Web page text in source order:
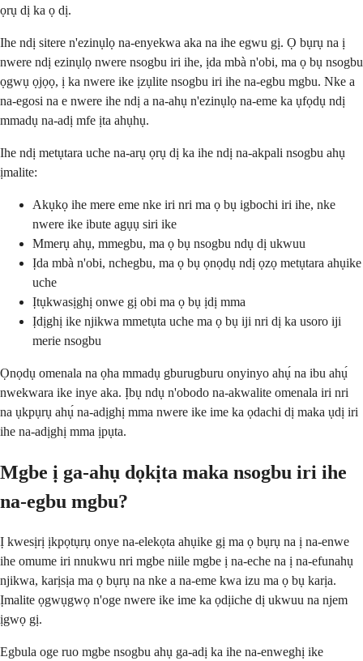
ọrụ dị ka ọ dị.
Ihe ndị sitere n'ezinụlọ na-enyekwa aka na ihe egwu gị. Ọ bụrụ na ị
nwere ndị ezinụlọ nwere nsogbu iri ihe, ịda mbà n'obi, ma ọ bụ nsogbu
ọgwụ ọjọọ, ị ka nwere ike ịzụlite nsogbu iri ihe na-egbu mgbu. Nke a
na-egosi na e nwere ihe ndị a na-ahụ n'ezinụlọ na-eme ka ụfọdụ ndị
mmadụ na-adị mfe ịta ahụhụ.
Ihe ndị metụtara uche na-arụ ọrụ dị ka ihe ndị na-akpali nsogbu ahụ
ịmalite:
Akụkọ ihe mere eme nke iri nri ma ọ bụ igbochi iri ihe, nke
nwere ike ibute agụụ siri ike
Mmerụ ahụ, mmegbu, ma ọ bụ nsogbu ndụ dị ukwuu
Ịda mbà n'obi, nchegbu, ma ọ bụ ọnọdụ ndị ọzọ metụtara ahụike
uche
Ịtụkwasịghị onwe gị obi ma ọ bụ ịdị mma
Ịdịghị ike njikwa mmetụta uche ma ọ bụ iji nri dị ka usoro iji
merie nsogbu
Ọnọdụ omenala na ọha mmadụ gburugburu onyinyo ahụ́ na ibu ahụ́
nwekwara ike inye aka. Ịbụ ndụ n'obodo na-akwalite omenala iri nri
na ụkpụrụ ahụ́ na-adịghị mma nwere ike ime ka ọdachi dị maka ụdị iri
ihe na-adịghị mma ịpụta.
Mgbe ị ga-ahụ dọkịta maka nsogbu iri ihe
na-egbu mgbu?
Ị kwesịrị ịkpọtụrụ onye na-elekọta ahụike gị ma ọ bụrụ na ị na-enwe
ihe omume iri nnukwu nri mgbe niile mgbe ị na-eche na ị na-efunahụ
njikwa, karịsịa ma ọ bụrụ na nke a na-eme kwa izu ma ọ bụ karịa.
Ịmalite ọgwụgwọ n'oge nwere ike ime ka ọdịiche dị ukwuu na njem
ịgwọ gị.
Egbula oge ruo mgbe nsogbu ahụ ga-adị ka ihe na-enweghị ike